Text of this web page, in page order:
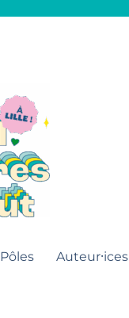
Pôles Auteur⸱ices